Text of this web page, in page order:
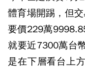
體育場開踢，但
要價229萬
就要近7300萬台
是在下層看台上